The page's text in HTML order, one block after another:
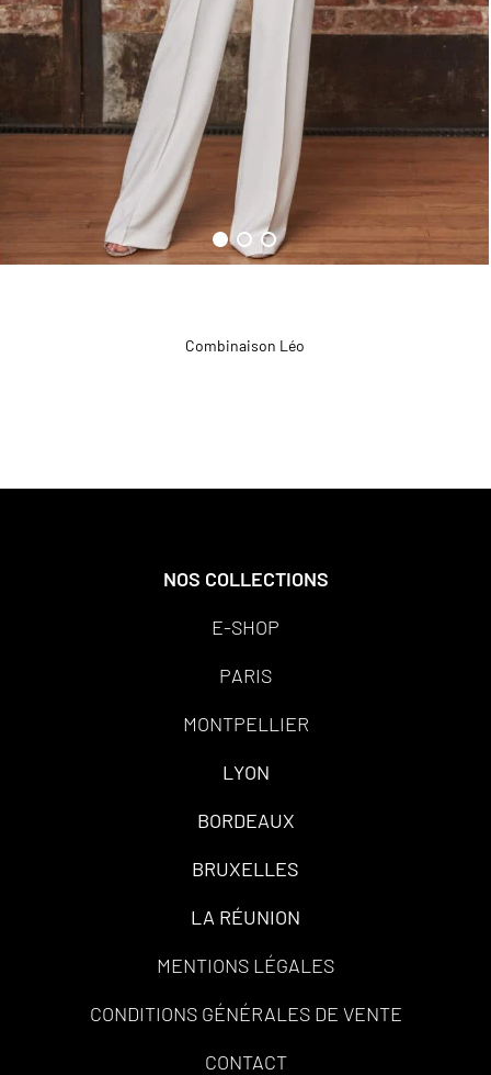
Combinaison Léo
NOS COLLECTIONS
E-SHOP
PARIS
MONTPELLIER
LYON
BORDEAUX
BRUXELLES
LA RÉUNION
MENTIONS LÉGALES
CONDITIONS GÉNÉRALES DE VENTE
CONTACT